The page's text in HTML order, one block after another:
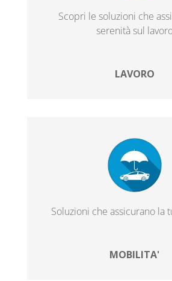
Scopri le soluzioni che
serenità sul
LAVORO
Soluzioni che assicurano la
MOBILITA'